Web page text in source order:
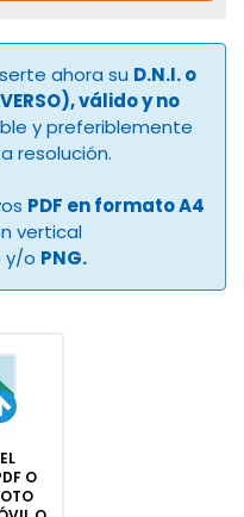
ahora su D.N.I. o
válido y no
y preferiblemente
resolución.
PDF en formato A4
vertical
y/o PNG.
O